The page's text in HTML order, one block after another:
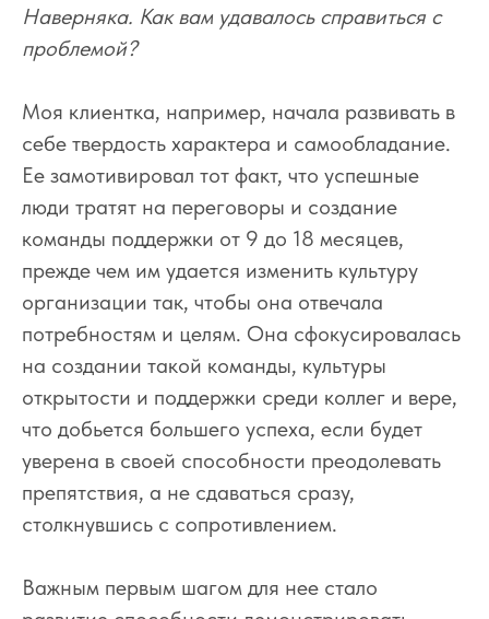
Наверняка. Как вам удавалось справиться с
проблемой?
Моя клиентка, например, начала развивать в
себе твердость характера и самообладание.
Ее замотивировал тот факт, что успешные
люди тратят на переговоры и создание
команды поддержки от 9 до 18 месяцев,
прежде чем им удается изменить культуру
организации так, чтобы она отвечала
потребностям и целям. Она сфокусировалась
на создании такой команды, культуры
открытости и поддержки среди коллег и вере,
что добьется большего успеха, если будет
уверена в своей способности преодолевать
препятствия, а не сдаваться сразу,
столкнувшись с сопротивлением.
Важным первым шагом для нее стало